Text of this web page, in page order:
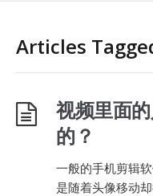
Articles
视频里面
的？
一般的手机剪辑
是随着头像移动